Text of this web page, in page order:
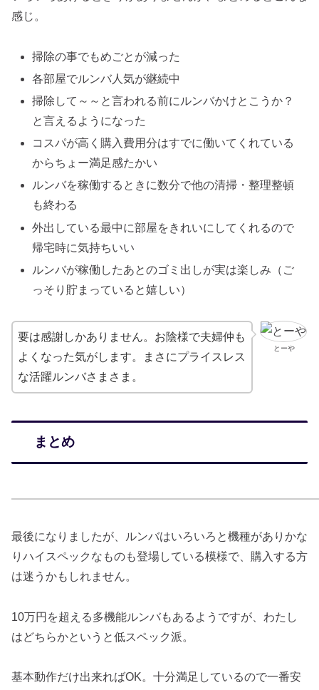
感じ。
掃除の事でもめごとが減った
各部屋でルンバ人気が継続中
掃除して～～と言われる前にルンバかけとこうか？
と言えるようになった
コスパが高く購入費用分はすでに働いてくれている
からちょー満足感たかい
ルンバを稼働するときに数分で他の清掃・整理整頓
も終わる
外出している最中に部屋をきれいにしてくれるので
帰宅時に気持ちいい
ルンバが稼働したあとのゴミ出しが実は楽しみ（ご
っそり貯まっていると嬉しい）
とーや
要は感謝しかありません。お陰様で夫婦仲も
よくなった気がします。まさにプライスレス
な活躍ルンバさまさま。
まとめ
最後になりましたが、ルンバはいろいろと機種がありかな
りハイスペックなものも登場している模様で、購入する方
は迷うかもしれません。
10万円を超える多機能ルンバもあるようですが、わたし
はどちらかというと低スペック派。
基本動作だけ出来ればOK。十分満足しているので一番安